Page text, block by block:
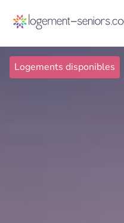
Logements disponibles